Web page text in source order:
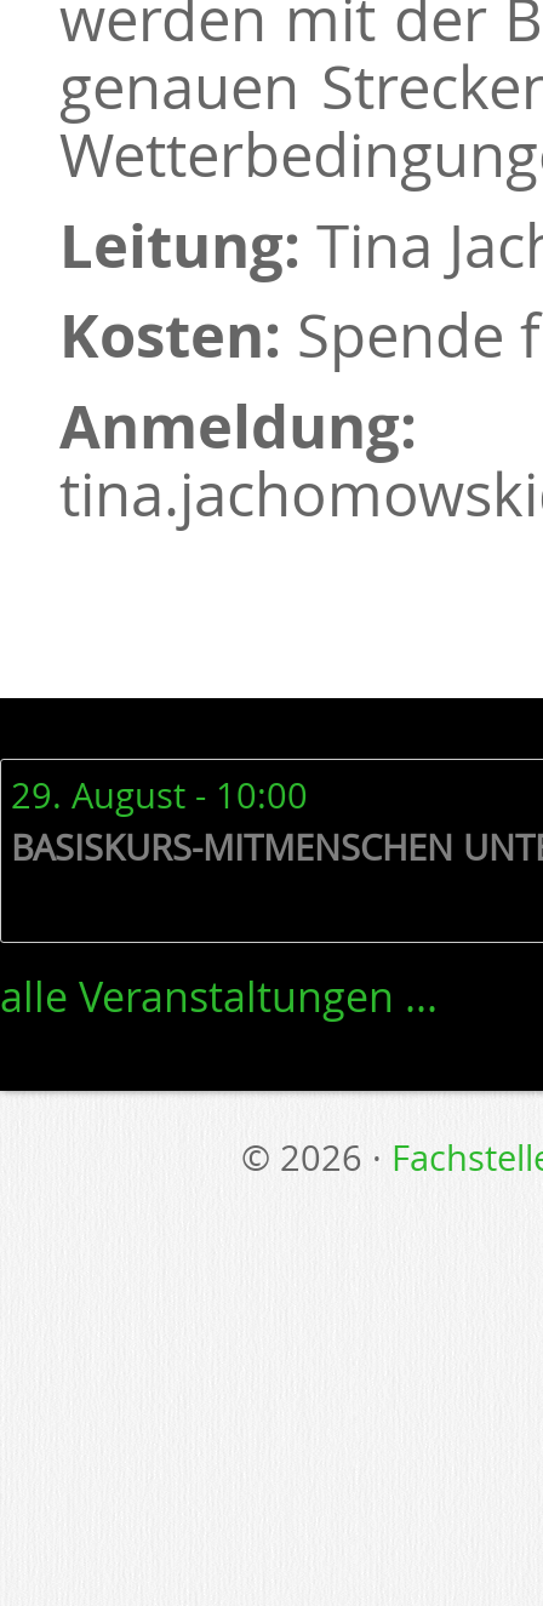
werden mit der
genauen
Leitung: Tina
Kosten: Spende
Anmeldung:
29. August - 10:00
BASISKURS-MITMENSCHEN
alle Veranstaltungen ...
© 2026 ·